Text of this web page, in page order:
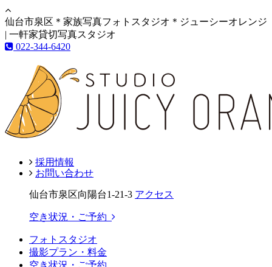
仙台市泉区＊家族写真フォトスタジオ＊ジューシーオレンジ
| 一軒家貸切写真スタジオ
022-344-6420
採用情報
お問い合わせ
仙台市泉区向陽台1-21-3 アクセス
空き状況・ご予約
フォトスタジオ
撮影プラン・料金
空き状況・ご予約